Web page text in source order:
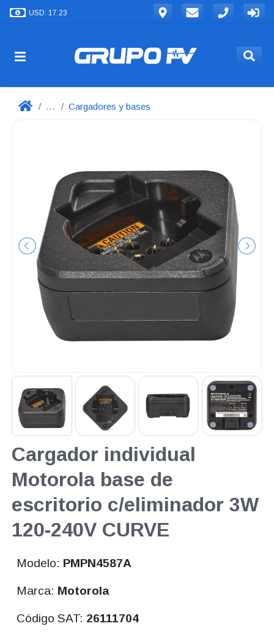
USD: 17.23
... Cargadores y bases
Cargador individual
Motorola base de
escritorio c/eliminador 3W
120-240V CURVE
Modelo: PMPN4587A
Marca: Motorola
Código SAT: 26111704